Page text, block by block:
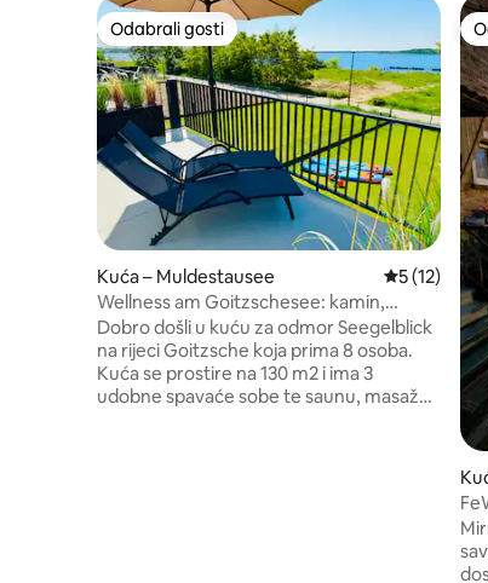
Odabrali gosti
Odabrali gosti
Kuća – Muldestausee Prosječna
5 (12)
Wellness am Goitzschesee: kamin,
sauna, masažna kada
Dobro došli u kuću za odmor Seegelblick
na rijeci Goitzsche koja prima 8 osoba.
Kuća se prostire na 130 m2 i ima 3
udobne spavaće sobe te saunu, masažnu